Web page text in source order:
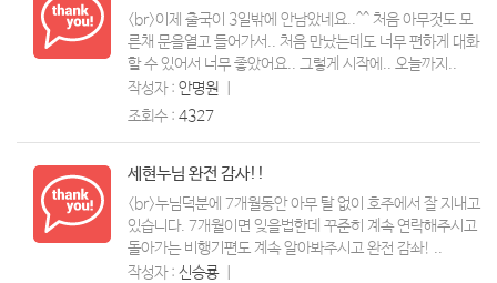
<br>이제 출국이 3일밖에 안남았네요..^^ 처음 아무것도 모
른채 문을열고 들어가서.. 처음 만났는데도 너무 편하게 대화
할 수 있어서 너무 좋았어요.. 그렇게 시작에.. 오늘까지..
작성자 : 안명원
조회수 : 4327
세현누님 완전 감사!!
<br>누님덕분에 7개월동안 아무 탈 없이 호주에서 잘 지내고
있습니다. 7개월이면 잊을법한데 꾸준히 계속 연락해주시고
돌아가는 비행기편도 계속 알아봐주시고 완전 감솨! ..
작성자 : 신승룡ㅣ